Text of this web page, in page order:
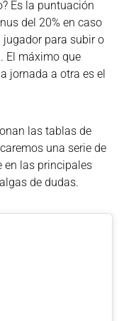
Es la puntuación
del 20% en caso
jugador para subir o
El máximo que
jornada a otra es el
las tablas de
una serie de
en las principales
de dudas.